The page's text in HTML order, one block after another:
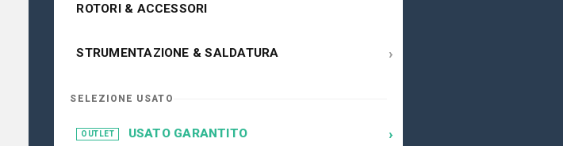
ROTORI & ACCESSORI
STRUMENTAZIONE & SALDATURA ›
SELEZIONE USATO
OUTLET USATO GARANTITO ›